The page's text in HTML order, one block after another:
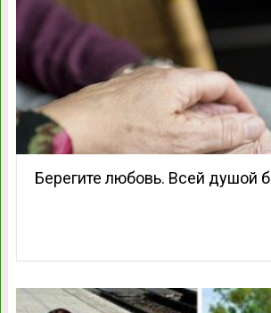
Берегите любовь. Всей душой